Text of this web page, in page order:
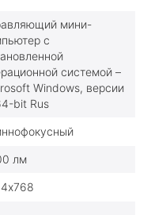
мини-
с
системой –
Windows, версии
bit Rus
лм